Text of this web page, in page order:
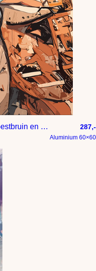
Mixed media semi abstract fee in roestbruin en lichtblauw 287,-
Aluminium 60×60